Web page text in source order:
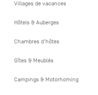
Villages de vacances
Hôtels & Auberges
Chambres d'hôtes
Gîtes & Meublés
Campings & Motorhoming